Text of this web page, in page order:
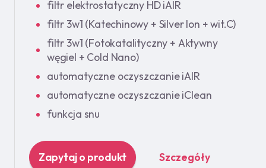
filtr elektrostatyczny HD iAIR
filtr 3w1 (Katechinowy + Silver Ion + wit.C)
filtr 3w1 (Fotokatalityczny + Aktywny
węgiel + Cold Nano)
automatyczne oczyszczanie iAIR
automatyczne oczyszczanie iClean
funkcja snu
Zapytaj o produkt Szczegóły